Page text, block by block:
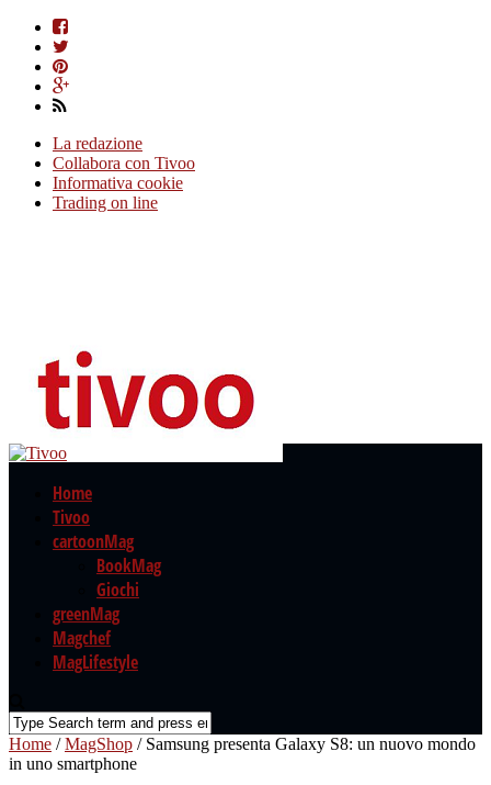
La redazione
Collabora con Tivoo
Informativa cookie
Trading on line
Home
Tivoo
cartoonMag
BookMag
Giochi
greenMag
Magchef
MagLifestyle
Home /MagShop / Samsung presenta Galaxy S8: un nuovo mondo
in uno smartphone